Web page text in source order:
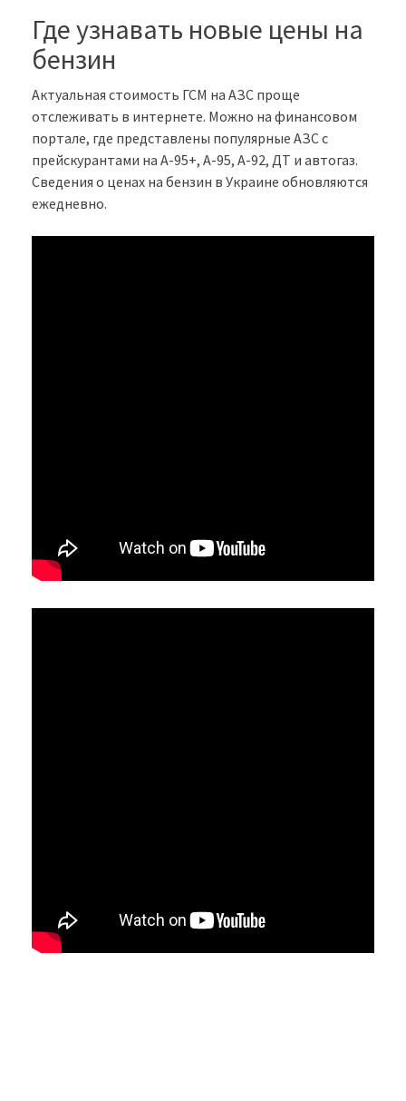
Где узнавать новые цены на
бензин
Актуальная стоимость ГСМ на АЗС проще
отслеживать в интернете. Можно на финансовом
портале, где представлены популярные АЗС с
прейскурантами на А-95+, А-95, А-92, ДТ и автогаз.
Сведения о ценах на бензин в Украине обновляются
ежедневно.